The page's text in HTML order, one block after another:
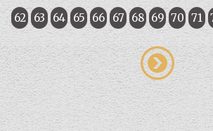
62 63 64 65 66 67 68 69 70 71